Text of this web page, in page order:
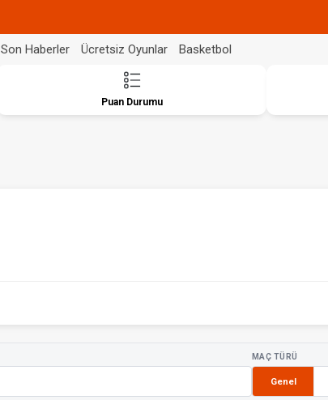
Son Haberler Ücretsiz Oyunlar Basketbol
Puan Durumu
MAÇ TÜRÜ
Genel